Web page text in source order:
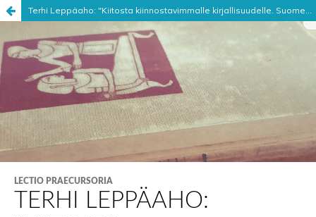
Terhi Leppäaho: "Kiitosta kiinnostavimmalle kirjallisuudelle. Suomessa myönnettävät kirjallisuuspalkinnot ja niistä tuotettu kirjallinen julkisuus lehdistössä 1970–2000”
Palvelua ylläpitää Tieteellisten seurain valtuuskunta